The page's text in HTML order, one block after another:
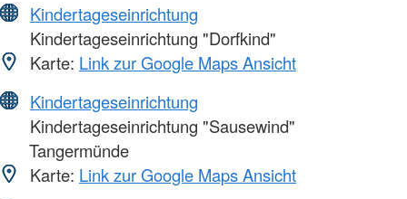
Kindertageseinrichtung
Kindertageseinrichtung "Dorfkind"
Karte: Link zur Google Maps Ansicht
Kindertageseinrichtung
Kindertageseinrichtung "Sausewind"
Tangermünde
Karte: Link zur Google Maps Ansicht